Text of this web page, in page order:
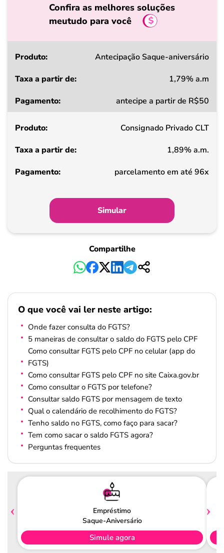
Confira as melhores soluções
meutudo para você
Produto
a
de
Pagamento
Antecipação Saque-aniversário
1,79% a.m
antecipe a partir de R$50
Consignado Privado CLT
1,89% a.m.
parcelamento em até 96x
Simular
Compartilhe
O que você vai ler neste artigo:
Onde fazer consulta do FGTS?
5 maneiras de consultar o saldo do FGTS pelo CPF
Como consultar FGTS pelo CPF no celular (app do
FGTS)
Como consultar FGTS pelo CPF no site Caixa.gov.br
Como consultar o FGTS por telefone?
Consultar saldo FGTS por mensagem de texto
Qual o calendário de recolhimento do FGTS?
Tenho saldo no FGTS, como faço para sacar?
Tem como sacar o saldo FGTS agora?
Perguntas frequentes
Empréstimo
Saque-Aniversário
Simule agora